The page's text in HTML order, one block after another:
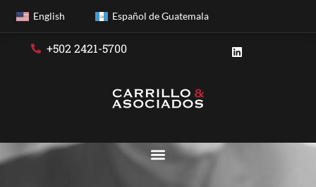
English Español de Guatemala
+502 2421-5700